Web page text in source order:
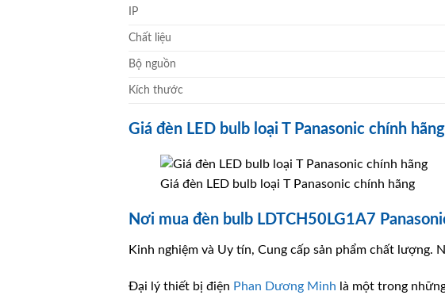
IP
Chất liệu
Bộ nguồn
Kích thước
Giá đèn LED bulb loại T Panasonic chính hãng
Giá đèn LED bulb loại T Panasonic chính hãng
Nơi mua đèn bulb LDTCH50LG1A7
Kinh nghiệm và Uy tín, Cung cấp sản phẩm chất lượng.
Đại lý thiết bị điện Phan Dương Minh là một trong